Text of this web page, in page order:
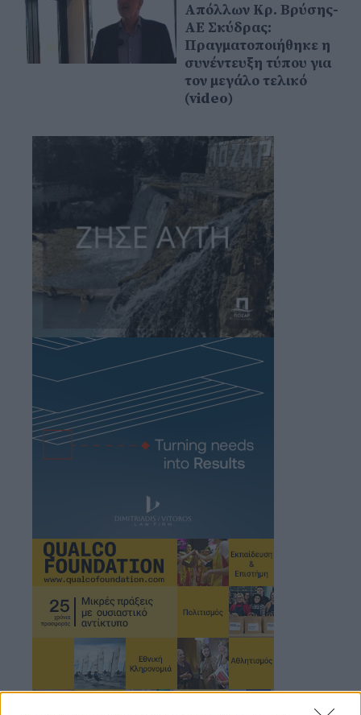
Απόλλων Κρ. Βρύσης-
ΑΕ Σκύδρας:
Πραγματοποιήθηκε η
συνέντευξη τύπου για
τον μεγάλο τελικό
(video)